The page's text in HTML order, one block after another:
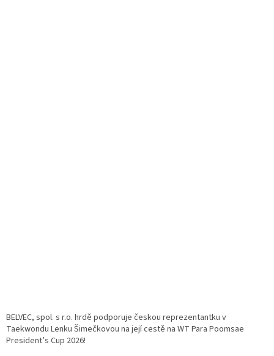
BELVEC, spol. s r.o. hrdě podporuje českou reprezentantku v
Taekwondu Lenku Šimečkovou na její cestě na WT Para Poomsae
President’s Cup 2026!